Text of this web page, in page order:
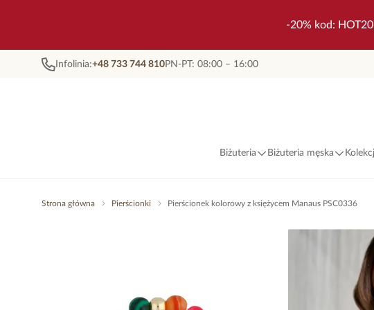
-20% kod:
Infolinia:+48 733 744 810PN-PT: 08:00 – 16:00
Biżuteria Biżuteria męska
Strona główna Pierścionki Pierścionek kolorowy z księżycem Manaus PSC0336